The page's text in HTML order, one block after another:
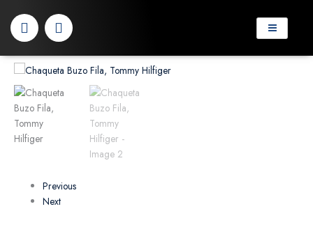
contenido
F
a
c
e
b
o
o
k
W
h
a
t
s
a
Previous
Next